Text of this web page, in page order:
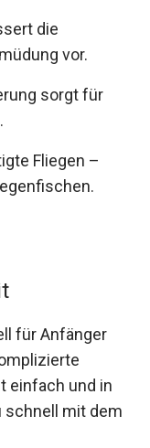
die
vor.
sorgt für
Fliegen –
für Anfänger
einfach und in
schnell mit dem